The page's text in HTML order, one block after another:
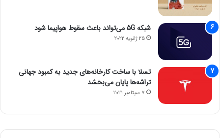
شبکه 5G می‌تواند باعث سقوط هواپیما شود
25 ژانویه 2022
تسلا با ساخت کارخانه‌های جدید به کمبود جهانی
تراشه‌ها پایان می‌بخشد
7 سپتامبر 2021